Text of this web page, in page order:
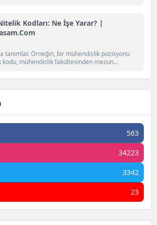
Kodları: Ne İşe Yarar? |
tanımlar. Örneğin, bir mühendislik pozisyonu
mühendislik fakültesinden mezun...
563
34223
3342
23